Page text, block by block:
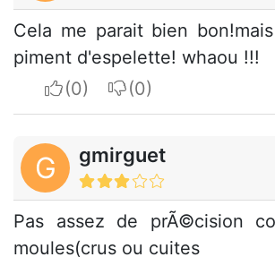
Cela me parait bien
piment d'espelette! whaou !!!
I apreciateI do not appreciate
G gmirguet
Pas assez de prÃ©cision
moules(crus ou cuites